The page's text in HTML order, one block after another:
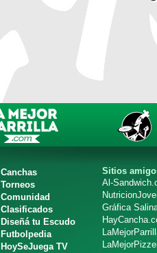
Canchas
Torneos
Comunidad
Clasificados
Diseñá tu Escudo
Futbolpedia
HoySeJuega TV
Sitios
Al-
Gráfica